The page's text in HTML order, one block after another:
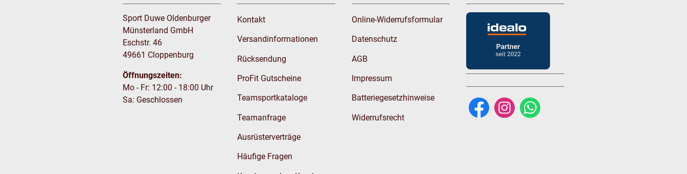
Sport Duwe Oldenburger
Münsterland GmbH
Eschstr. 46
49661 Cloppenburg
Öffnungszeiten:
Mo - Fr: 12:00 - 18:00 Uhr
Sa: Geschlossen
Kontakt
Versandinformationen
Rücksendung
ProFit Gutscheine
Teamsportkataloge
Teamanfrage
Ausrüsterverträge
Häufige Fragen
Online-Widerrufsformular
Datenschutz
AGB
Impressum
Batteriegesetzhinweise
Widerrufsrecht